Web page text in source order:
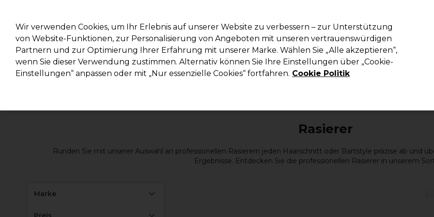
Suchen
Marken Deals Haare Elektrogeräte Saloneinrichtung Kosmetik Herrenfriseur Inspiration Die Professional
Lieferung und Lieferzeiten
Rasierer
Runden Sie mit unserer Auswahl an professionellen Rasierern jeden Haarschnitt oder Bartstyle präzise ab und
Ergebnisse. Entdecken Sie die professionellen Rasierer in unserem
Marke
Wir verwenden Cookies, um Ihr Erlebnis auf unserer Website zu verbessern – zur Unterstützung
von Website-Funktionen, zur Personalisierung von Angeboten mit unseren vertrauenswürdigen
Partnern und zur Optimierung Ihrer Erfahrung mit unserer Marke. Wählen Sie „Alle akzeptieren“,
wenn Sie dieser Verwendung zustimmen. Alternativ können Sie Ihre Einstellungen über „Cookie-
Einstellungen“ anpassen oder mit „Nur essenzielle Cookies“ fortfahren. Cookie Politik